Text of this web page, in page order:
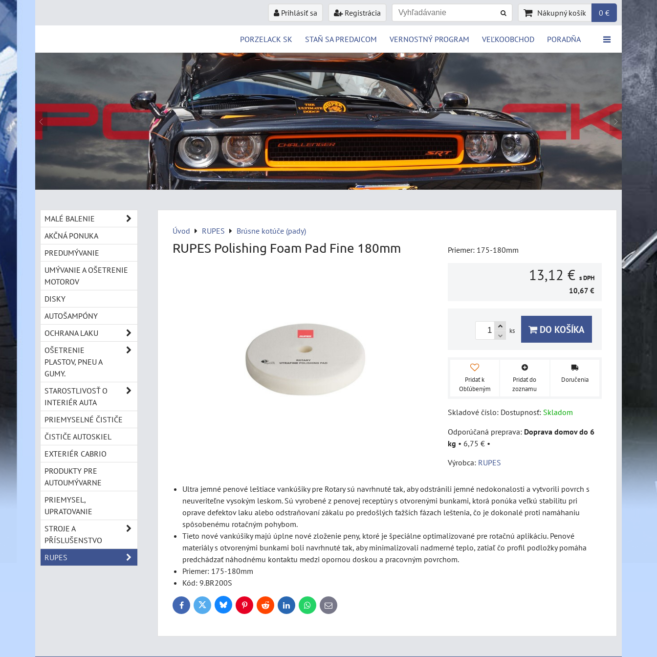
Prihlásiť sa Registrácia Nákupný košík 0 €
PORZELACK SK STAŇ SA PREDAJCOM VERNOSTNÝ PROGRAM VEĽKOOBCHOD PORADŇA
Úvod RUPES Brúsne kotúče (pady)
RUPES Polishing Foam Pad Fine 180mm Priemer: 175-180mm
13,12 € s DPH
10,67 €
ks DO KOŠÍKA
Pridať k
Obľúbeným
Pridať do
zoznamu
Doručenia
Skladové číslo: Dostupnosť: Skladom
Doprava domov do 6
kg • 6,75 € •
Výrobca: RUPES
Ultra jemné penové leštiace vankúšiky pre Rotary sú navrhnuté tak, aby odstránili jemné nedokonalosti a vytvorili povrch s
neuveriteľne vysokým leskom. Sú vyrobené z penovej receptúry s otvorenými bunkami, ktorá ponúka veľkú stabilitu pri
oprave defektov laku alebo odstraňovaní zákalu po predošlých ťažších fázach leštenia, čo je dokonalé proti namáhaniu
spôsobenému rotačným pohybom.
Tieto nové vankúšiky majú úplne nové zloženie peny, ktoré je špeciálne optimalizované pre rotačnú aplikáciu. Penové
materiály s otvorenými bunkami boli navrhnuté tak, aby minimalizovali nadmerné teplo, zatiaľ čo profil podložky pomáha
predchádzať náhodnému kontaktu medzi opornou doskou a pracovným povrchom.
Priemer: 175-180mm
Kód: 9.BR200S
FacebookTwitter BlueskyPinterestReddit LinkedInWhatsApp
E-
mail
MALÉ BALENIE
AKČNÁ PONUKA
PREDUMÝVANIE
UMÝVANIE A OŠETRENIE
MOTOROV
DISKY
AUTOŠAMPÓNY
OCHRANA LAKU
OŠETRENIE
PLASTOV, PNEU A
GUMY.
STAROSTLIVOSŤ O
INTERIÉR AUTA
PRIEMYSELNÉ ČISTIČE
ČISTIČE AUTOSKIEL
EXTERIÉR CABRIO
PRODUKTY PRE
AUTOUMÝVARNE
PRIEMYSEL,
UPRATOVANIE
STROJE A
PŘÍSLUŠENSTVO
RUPES